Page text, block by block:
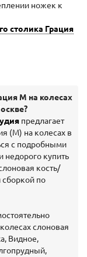
ножек к
столика Грация
М на колесах
предлагает
(М) на колесах в
с подробными
недорого купить
кость/
сборкой по
слоновая
Видное,